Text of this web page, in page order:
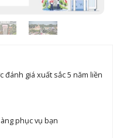
đánh giá xuất sắc 5 năm liền
phục vụ bạn